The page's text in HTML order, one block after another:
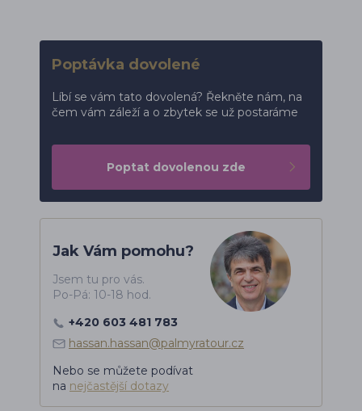
Poptávka dovolené
Líbí se vám tato dovolená? Řekněte nám, na
čem vám záleží a o zbytek se už postaráme
Poptat dovolenou zde
Jak Vám pomohu?
Jsem tu pro vás.
Po-Pá: 10-18 hod.
+420 603 481 783
hassan.hassan@palmyratour.cz
Nebo se můžete podívat
na nejčastější dotazy